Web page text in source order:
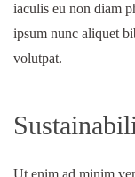
iaculis eu non diam
ipsum nunc aliquet
volutpat.
Ut enim ad minim